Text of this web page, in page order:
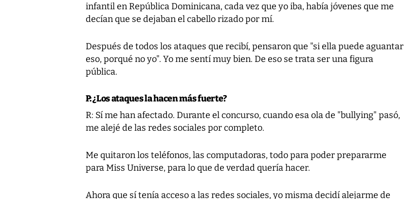
infantil en República Dominicana, cada vez que yo iba, había jóvenes que me
decían que se dejaban el cabello rizado por mí.
Después de todos los ataques que recibí, pensaron que "si ella puede aguantar
eso, porqué no yo". Yo me sentí muy bien. De eso se trata ser una figura
pública.
P: ¿Los ataques la hacen más fuerte?
R: Sí me han afectado. Durante el concurso, cuando esa ola de "bullying" pasó,
me alejé de las redes sociales por completo.
Me quitaron los teléfonos, las computadoras, todo para poder prepararme
para Miss Universe, para lo que de verdad quería hacer.
Ahora que sí tenía acceso a las redes sociales, yo misma decidí alejarme de